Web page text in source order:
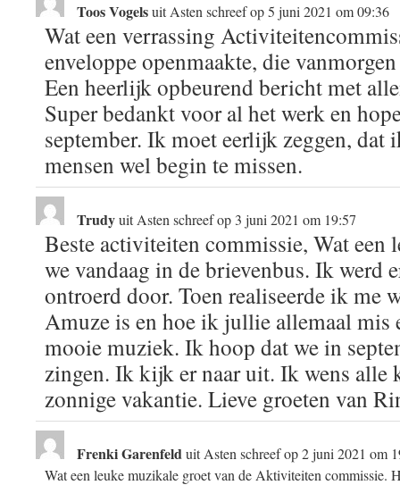
Toos Vogelsuit Asten schreef op5 juni 2021 om09:36
Wat een verrassing
enveloppe openmaakte, die
Een heerlijk opbeurend bericht met
Super bedankt voor al het werk en
september. Ik moet eerlijk zeggen, dat
mensen wel begin te missen.
Trudyuit Asten schreef op 3 juni 2021 om 19:57
Beste activiteiten commissie, Wat een
we vandaag in de brievenbus. Ik werd
ontroerd door. Toen realiseerde ik me
Amuze is en hoe ik jullie allemaal mis
mooie muziek. Ik hoop dat we in
zingen. Ik kijk er naar uit. Ik wens alle
zonnige vakantie. Lieve groeten van
Frenki Garenfelduit Asten schreef op2 juni 2021 om
Wat een leuke muzikale groet van de Aktiviteiten commissie.